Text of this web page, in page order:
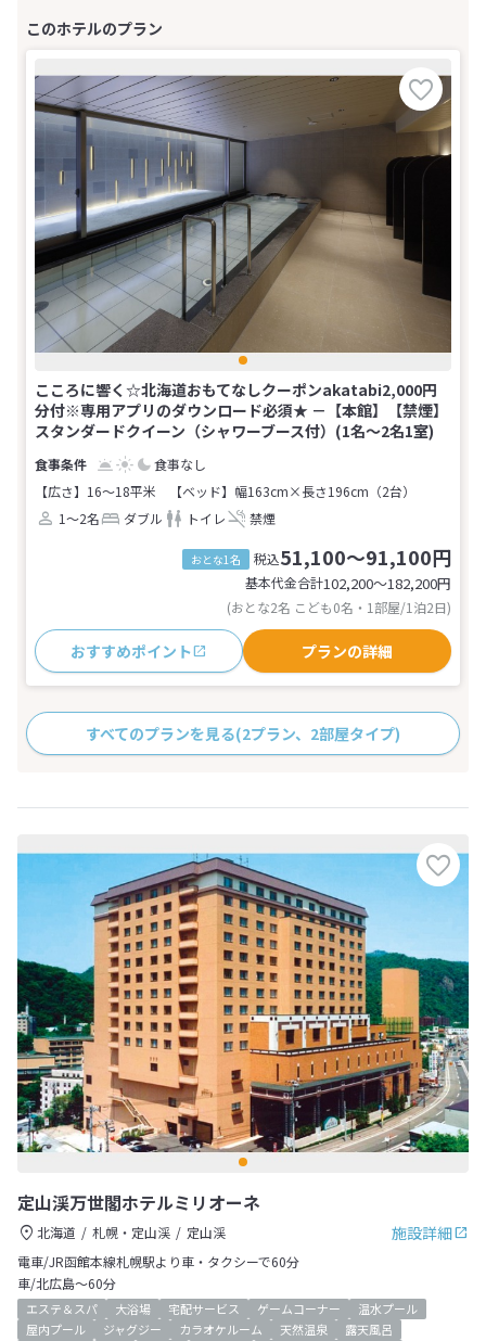
こころに響く☆北海道おもてなしクーポンakatabi2,000円
分付※専用アプリのダウンロード必須★ －【本館】【禁煙】
スタンダードクイーン（シャワーブース付）(1名～2名1室)
食事なし
【広さ】16～18平米
【ベッド】幅163cm×長さ196cm（2台）
1～2名
ダブル トイレ 禁煙
おとな1名 税込51,100～91,100円
基本代金合計102,200〜182,200円
(おとな2名 こども0名・1部屋/1泊2日)
おすすめポイント プランの詳細
すべてのプランを見る(2プラン、2部屋タイプ)
定山渓万世閣ホテルミリオーネ
施設詳細
北海道 札幌・定山渓
定山渓
電車/JR函館本線札幌駅より車・タクシーで60分
車/北広島～60分
エステ＆スパ 大浴場 宅配サービス ゲームコーナー
温水プール
屋内プール
ジャグジー カラオケルーム 天然温泉
露天風呂